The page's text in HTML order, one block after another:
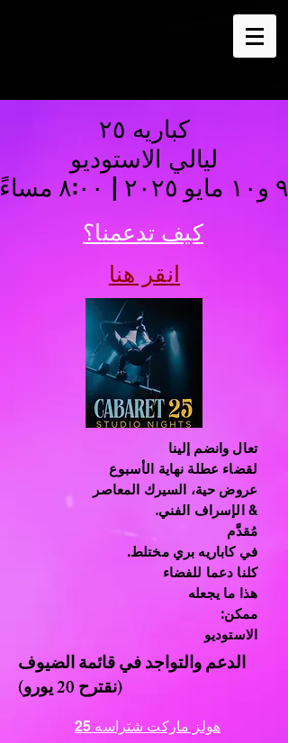
كباريه ٢٥
ليالي الاستوديو
٩ و١٠ مايو ٢٠٢٥ | ٨:٠٠ مساءً
كباريه ٢٥
ليالي الاستوديو
٩ و١٠ مايو ٢٠٢٥ | ٨:٠٠ مساءً
كيف تدعمنا؟
انقر هنا
تعال وانضم إلينا
لقضاء عطلة نهاية الأسبوع
عروض حية، السيرك المعاصر
& الإسراف الفني.
مُقدَّم
في كاباريه بري مختلط.
كلنا دعما للفضاء
هذا ما يجعله
ممكن:
الاستوديو
الدعم والتواجد في قائمة الضيوف
(نقترح 20 يورو)
هولز ماركت شتراسه 25